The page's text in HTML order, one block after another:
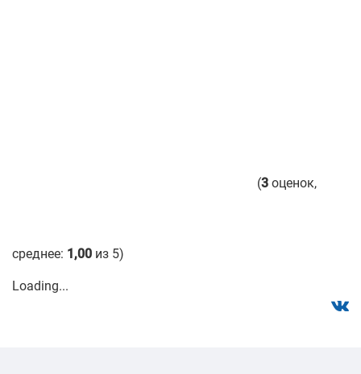
(3 оценок,
среднее: 1,00 из 5)
Loading...